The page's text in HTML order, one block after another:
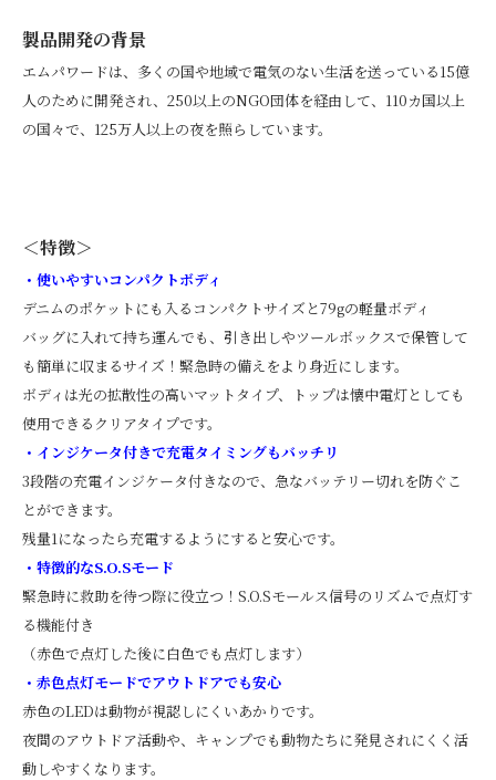
製品開発の背景
エムパワードは、多くの国や地域で電気のない生活を送っている15億
人のために開発され、250以上のNGO団体を経由して、110カ国以上
の国々で、125万人以上の夜を照らしています。
＜特徴＞
・使いやすいコンパクトボディ
デニムのポケットにも入るコンパクトサイズと79gの軽量ボディ
バッグに入れて持ち運んでも、引き出しやツールボックスで保管して
も簡単に収まるサイズ！緊急時の備えをより身近にします。
ボディは光の拡散性の高いマットタイプ、トップは懐中電灯としても
使用できるクリアタイプです。
・インジケータ付きで充電タイミングもバッチリ
3段階の充電インジケータ付きなので、急なバッテリー切れを防ぐこ
とができます。
残量1になったら充電するようにすると安心です。
・特徴的なS.O.Sモード
緊急時に救助を待つ際に役立つ！S.O.Sモールス信号のリズムで点灯す
る機能付き
（赤色で点灯した後に白色でも点灯します）
・赤色点灯モードでアウトドアでも安心
赤色のLEDは動物が視認しにくいあかりです。
夜間のアウトドア活動や、キャンプでも動物たちに発見されにくく活
動しやすくなります。